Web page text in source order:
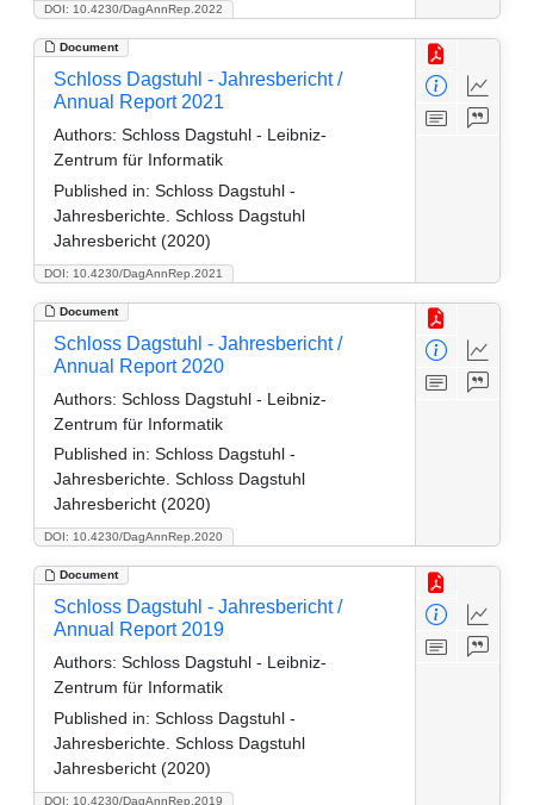
DOI: 10.4230/DagAnnRep.2022
Document
DOI: 10.4230/DagAnnRep.2021
Schloss Dagstuhl - Jahresbericht /
Annual Report 2021
Authors: Schloss Dagstuhl - Leibniz-
Zentrum für Informatik
Published in: Schloss Dagstuhl -
Jahresberichte. Schloss Dagstuhl
Jahresbericht (2020)
Document
DOI: 10.4230/DagAnnRep.2020
Schloss Dagstuhl - Jahresbericht /
Annual Report 2020
Authors: Schloss Dagstuhl - Leibniz-
Zentrum für Informatik
Published in: Schloss Dagstuhl -
Jahresberichte. Schloss Dagstuhl
Jahresbericht (2020)
Document
DOI: 10.4230/DagAnnRep.2019
Schloss Dagstuhl - Jahresbericht /
Annual Report 2019
Authors: Schloss Dagstuhl - Leibniz-
Zentrum für Informatik
Published in: Schloss Dagstuhl -
Jahresberichte. Schloss Dagstuhl
Jahresbericht (2020)